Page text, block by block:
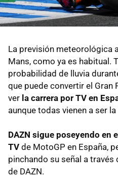
La previsión meteorológica
Mans, como ya es habitual.
probabilidad de lluvia
que puede convertir el Gran
ver la carrera por TV en
aunque todas vienen a ser
DAZN sigue poseyendo en
TV de MotoGP en España,
pinchando su señal a
de DAZN.